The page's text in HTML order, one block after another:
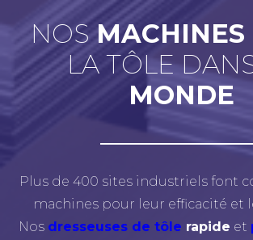
NOSMACHINES
LA TÔLE
MONDE
Plus de 400 sites industriels font
machines pour leur efficacité et
Nos dresseuses de tôle rapide et